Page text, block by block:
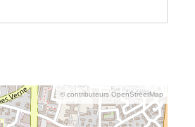
© contributeurs OpenStreetMap